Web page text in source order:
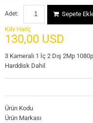
Adet: Sepete
Kdv Hariç
130,00 USD
3 Kameralı 1 İç 2 Dış 2Mp
Harddisk Dahil
Ürün Kodu
Ürün Markası